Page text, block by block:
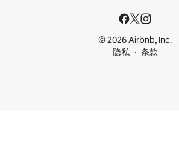
© 2026 Airbnb, Inc.
隐私
条款